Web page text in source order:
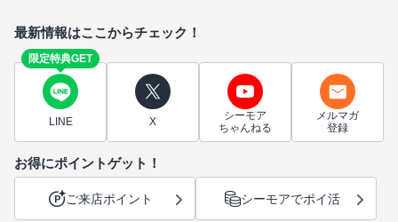
最新情報はここからチェック！
限定特典GET
LINE X
シーモア
ちゃんねる
メルマガ
登録
お得にポイントゲット！
ご来店ポイント シーモアでポイ活